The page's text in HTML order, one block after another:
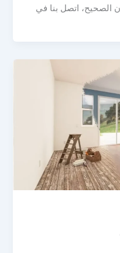
الصحيح، اتصل بنا في